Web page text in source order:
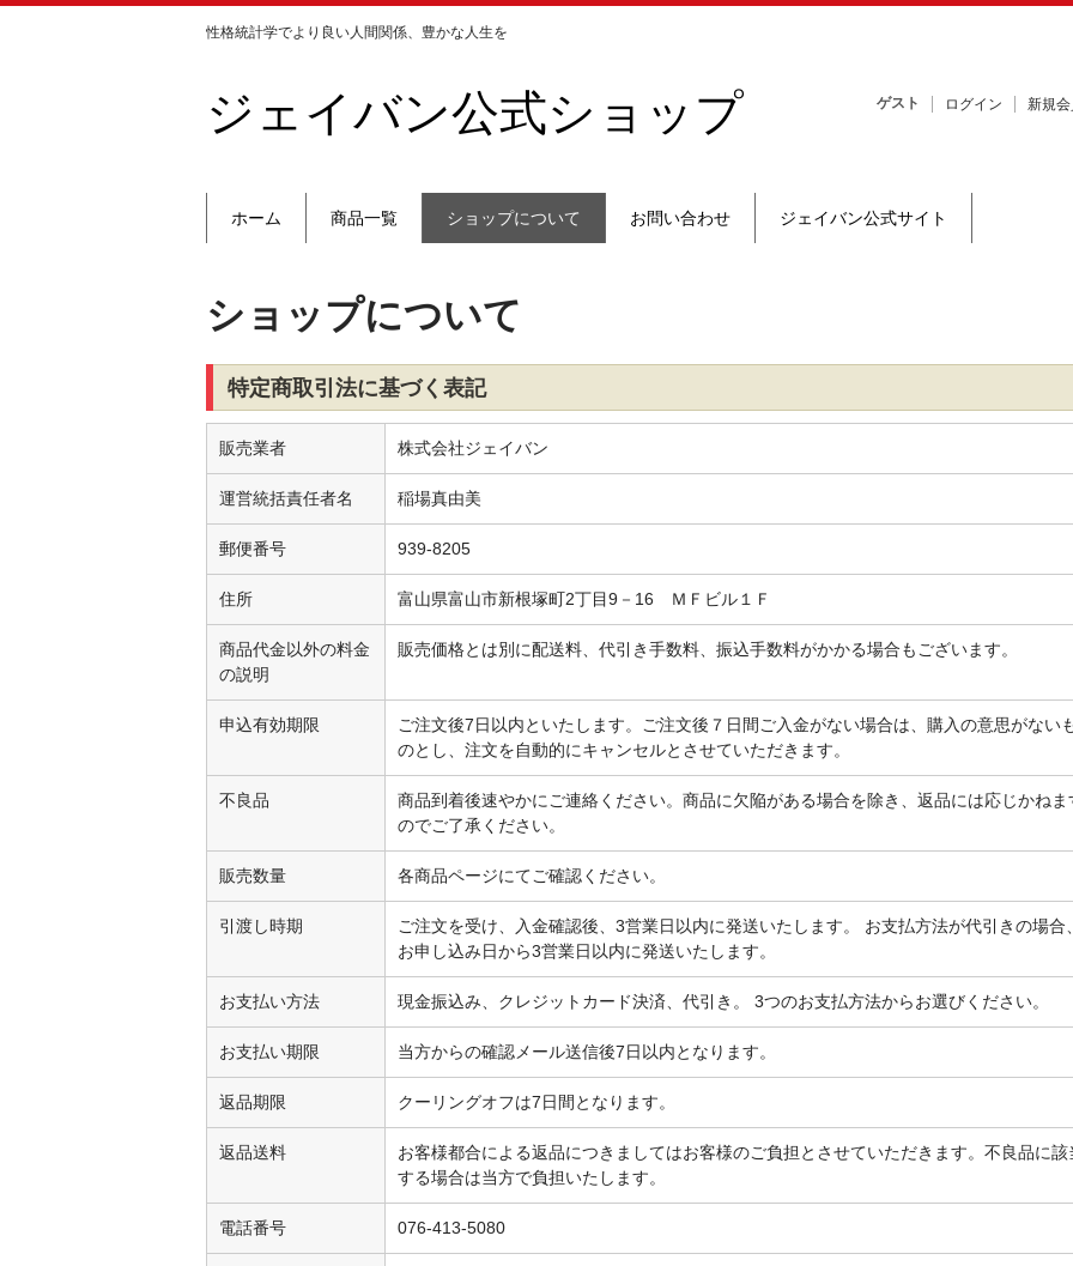
性格統計学でより良い人間関係、豊かな人生を
ジェイバン公式ショップ ゲスト ログイン 新規
ホーム 商品一覧 ショップについて お問い合わせ ジェイバン公式サイト
ショップについて
特定商取引法に基づく表記
販売業者 株式会社ジェイバン
運営統括責任者名 稲場真由美
郵便番号 939-8205
住所 富山県富山市新根塚町2丁目9－16 ＭＦビル１Ｆ
商品代金以外の料金
の説明
販売価格とは別に配送料、代引き手数料、振込手数料がかかる場合もございます。
申込有効期限
ご注文後7日以内といたします。ご注文後７日間ご入金がない場合は、購入の意思がない
のとし、注文を自動的にキャンセルとさせていただきます。
不良品
商品到着後速やかにご連絡ください。商品に欠陥がある場合を除き、返品には応じかねま
のでご了承ください。
販売数量 各商品ページにてご確認ください。
引渡し時期
ご注文を受け、入金確認後、3営業日以内に発送いたします。 お支払方法が代引きの場合
お申し込み日から3営業日以内に発送いたします。
お支払い方法 現金振込み、クレジットカード決済、代引き。 3つのお支払方法からお選びください。
お支払い期限 当方からの確認メール送信後7日以内となります。
返品期限 クーリングオフは7日間となります。
返品送料
お客様都合による返品につきましてはお客様のご負担とさせていただきます。不良品に該
する場合は当方で負担いたします。
電話番号 076-413-5080